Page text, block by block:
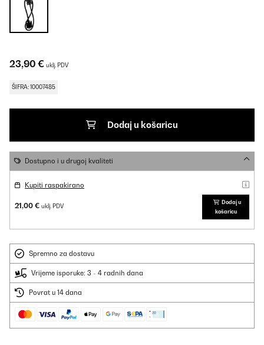
23,90 € uklj. PDV
ŠIFRA: 10007485
Dodaj u košaricu
Dostupno i u drugoj kvaliteti
Kupiti raspakirano
21,00 € uklj. PDV
Dodaj u
košaricu
Spremno za dostavu
Vrijeme isporuke: 3 - 4 radnih dana
Povrat u 14 dana